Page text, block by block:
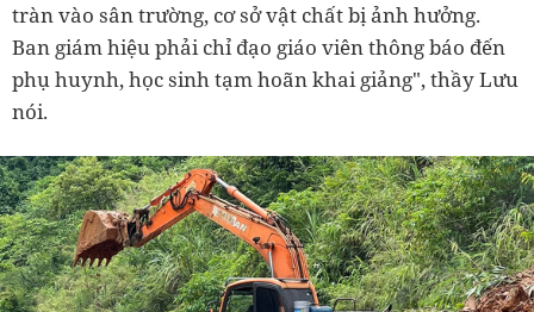
tràn vào sân trường, cơ sở vật chất bị ảnh hưởng.
Ban giám hiệu phải chỉ đạo giáo viên thông báo đến
phụ huynh, học sinh tạm hoãn khai giảng", thầy Lưu
nói.